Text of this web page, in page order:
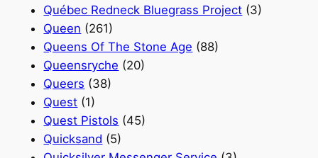
Québec Redneck Bluegrass Project (3)
Queen (261)
Queens Of The Stone Age (88)
Queensryche (20)
Queers (38)
Quest (1)
Quest Pistols (45)
Quicksand (5)